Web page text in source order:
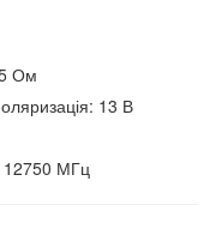
Ом
13 В
12750 МГц